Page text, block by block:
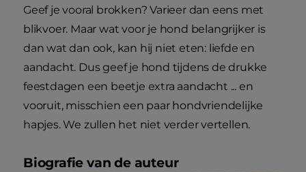
Geef je vooral brokken? Varieer dan eens met
blikvoer. Maar wat voor je hond belangrijker is
dan wat dan ook, kan hij niet eten: liefde en
aandacht. Dus geef je hond tijdens de drukke
feestdagen een beetje extra aandacht ... en
vooruit, misschien een paar hondvriendelijke
hapjes. We zullen het niet verder vertellen.
Biografie van de auteur